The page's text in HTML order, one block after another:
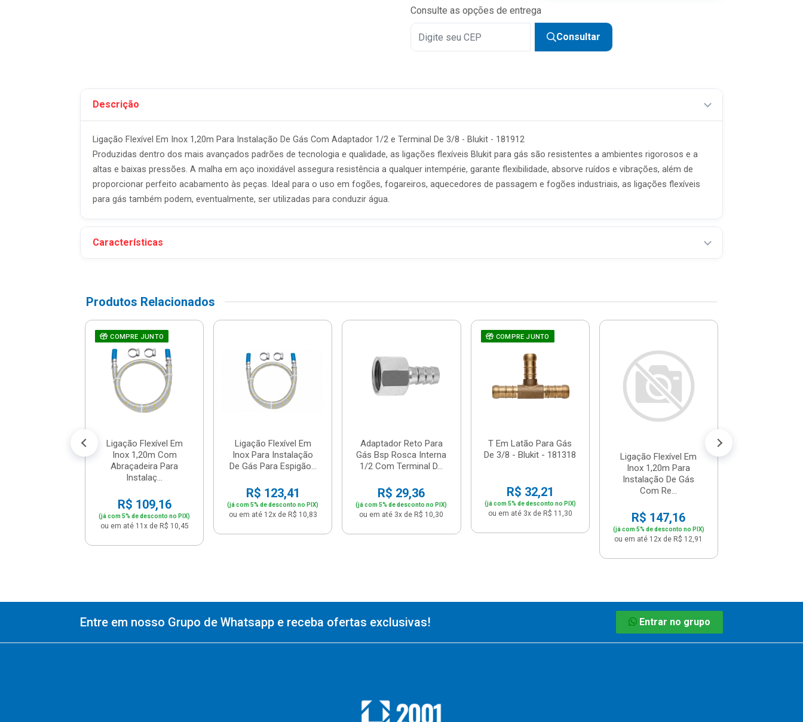
Consulte as opções de entrega
Consultar
Descrição
Ligação Flexível Em Inox 1,20m Para Instalação De Gás Com Adaptador 1/2 e Terminal De 3/8 - Blukit - 181912
Produzidas dentro dos mais avançados padrões de tecnologia e qualidade, as ligações flexíveis Blukit para gás são resistentes a ambientes rigorosos e a
altas e baixas pressões. A malha em aço inoxidável assegura resistência a qualquer intempérie, garante flexibilidade, absorve ruídos e vibrações, além de
proporcionar perfeito acabamento às peças. Ideal para o uso em fogões, fogareiros, aquecedores de passagem e fogões industriais, as ligações flexíveis
para gás também podem, eventualmente, ser utilizadas para conduzir água.
Características
Produtos Relacionados
COMPRE JUNTO
Ligação Flexível Em
Inox 1,20m Com
Abraçadeira Para
Instalaç...
R$ 109,16
(já com 5% de desconto no PIX)
ou em até 11x de R$ 10,45
Ligação Flexível Em
Inox Para Instalação
De Gás Para Espigão...
R$ 123,41
(já com 5% de desconto no PIX)
ou em até 12x de R$ 10,83
Adaptador Reto Para
Gás Bsp Rosca Interna
1/2 Com Terminal D...
R$ 29,36
(já com 5% de desconto no PIX)
ou em até 3x de R$ 10,30
COMPRE JUNTO
T Em Latão Para Gás
De 3/8 - Blukit - 181318
R$ 32,21
(já com 5% de desconto no PIX)
ou em até 3x de R$ 11,30
Ligação Flexível Em
Inox 1,20m Para
Instalação De Gás
Com Re...
R$ 147,16
(já com 5% de desconto no PIX)
ou em até 12x de R$ 12,91
Entre em nosso Grupo de Whatsapp e receba ofertas exclusivas! Entrar no grupo